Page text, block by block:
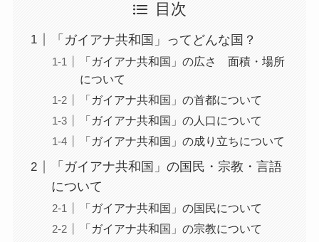
目次
「ガイアナ共和国」ってどんな国？
「ガイアナ共和国」の広さ 面積・場所
について
「ガイアナ共和国」の首都について
「ガイアナ共和国」の人口について
「ガイアナ共和国」の成り立ちについて
「ガイアナ共和国」の国民・宗教・言語
について
「ガイアナ共和国」の国民について
「ガイアナ共和国」の宗教について